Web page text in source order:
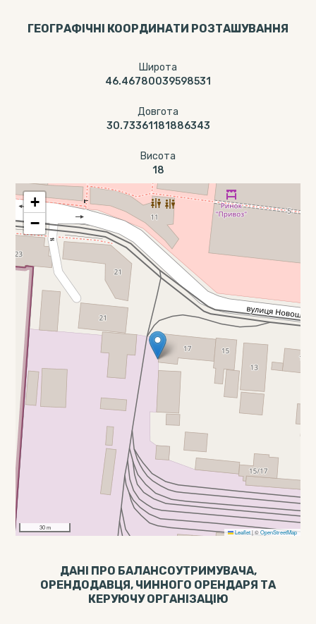
ГЕОГРАФІЧНІ КООРДИНАТИ РОЗТАШУВАННЯ
Широта
46.46780039598531
Довгота
30.73361181886343
Висота
18
+
−
30 m
Leaflet |©OpenStreetMap
ДАНІ ПРО БАЛАНСОУТРИМУВАЧА,
ОРЕНДОДАВЦЯ, ЧИННОГО ОРЕНДАРЯ ТА
КЕРУЮЧУ ОРГАНІЗАЦІЮ